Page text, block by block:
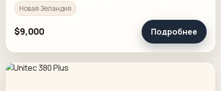
понятную приладку и рабочую загрузку в смене.
Новая Зеландия
$9,000 Подробнее